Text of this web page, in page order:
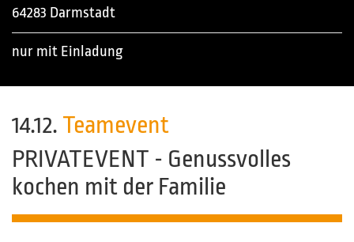
64283 Darmstadt
nur mit Einladung
14.12. Teamevent
PRIVATEVENT - Genussvolles
kochen mit der Familie